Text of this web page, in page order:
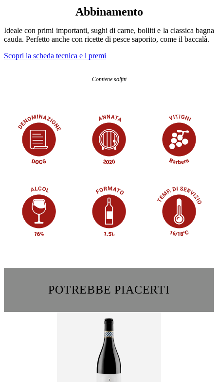
Abbinamento
Ideale con primi importanti, sughi di carne, bolliti e la classica bagna
cauda. Perfetto anche con ricette di pesce saporito, come il baccalà.
Scopri la scheda tecnica e i premi
Contiene solfiti
POTREBBE PIACERTI